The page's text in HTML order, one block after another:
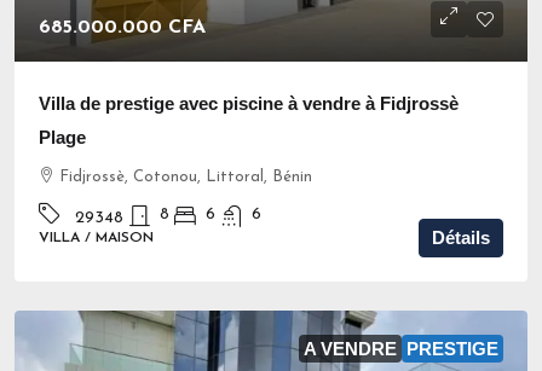
685.000.000 CFA
Villa de prestige avec piscine à vendre à Fidjrossè
Plage
Fidjrossè, Cotonou, Littoral, Bénin
29348 8 6 6
VILLA / MAISON Détails
A VENDRE PRESTIGE